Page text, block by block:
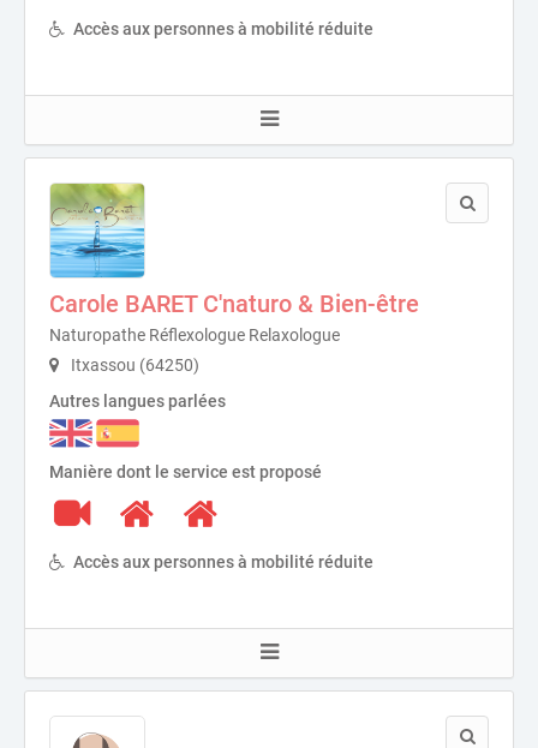
Accès aux personnes à mobilité réduite
Carole BARET C'naturo & Bien-être
Naturopathe Réflexologue Relaxologue
Itxassou (64250)
Autres langues parlées
Manière dont le service est proposé
Accès aux personnes à mobilité réduite